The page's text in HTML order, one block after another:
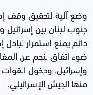
وضع آلية لتحقيق وقف
جنوب لبنان بين
دائم يمنع استمرار
ضوء اتفاق ينجم عن
وإسرائيل، ودخول
منها الجيش الإسرائيلي.